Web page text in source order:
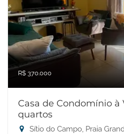
R$ 370.000
Casa de Condomínio à
quartos
Sítio do Campo, Praia